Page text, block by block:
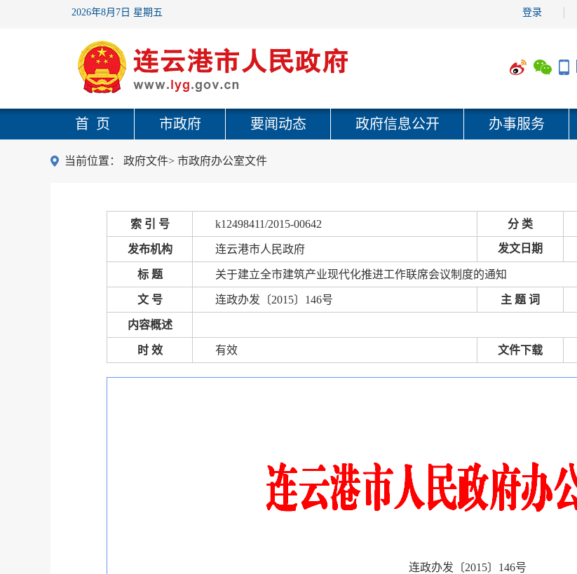
2026年8月7日 星期五 登录
首 页 市政府 要闻动态 政府信息公开 办事服务
当前位置： 政府文件> 市政府办公室文件
索 引 号 k12498411/2015-00642 分 类
发布机构 连云港市人民政府 发文日期
标 题 关于建立全市建筑产业现代化推进工作联席会议制度的通知
文 号 连政办发〔2015〕146号 主 题 词
内容概述
时 效 有效 文件下载
连政办发〔2015〕146号